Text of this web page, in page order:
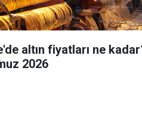
altın fiyatları ne
2026